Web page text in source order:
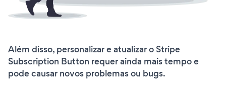
Além disso, personalizar e atualizar o Stripe
Subscription Button requer ainda mais tempo e
pode causar novos problemas ou bugs.